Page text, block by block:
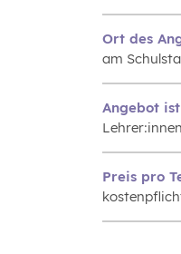
Ort des
am
Angebot
Preis pro